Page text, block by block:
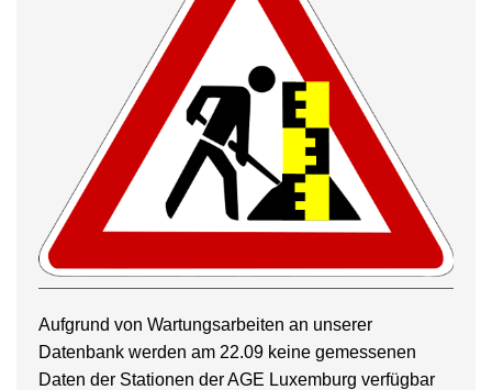
Aufgrund von Wartungsarbeiten an unserer
Datenbank werden am 22.09 keine gemessenen
Daten der Stationen der AGE Luxemburg verfügbar